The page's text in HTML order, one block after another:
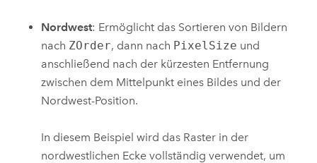
Nordwest: Ermöglicht das Sortieren von Bildern
nach ZOrder, dann nach PixelSize und
anschließend nach der kürzesten Entfernung
zwischen dem Mittelpunkt eines Bildes und der
Nordwest-Position.
In diesem Beispiel wird das Raster in der
nordwestlichen Ecke vollständig verwendet, um